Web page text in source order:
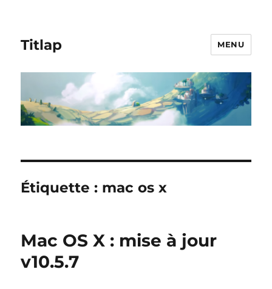
Titlap MENU
Étiquette : mac os x
Mac OS X : mise à jour
v10.5.7